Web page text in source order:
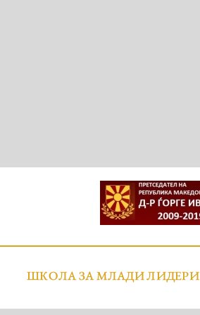
ШКОЛА ЗА МЛАДИ ЛИДЕРИ